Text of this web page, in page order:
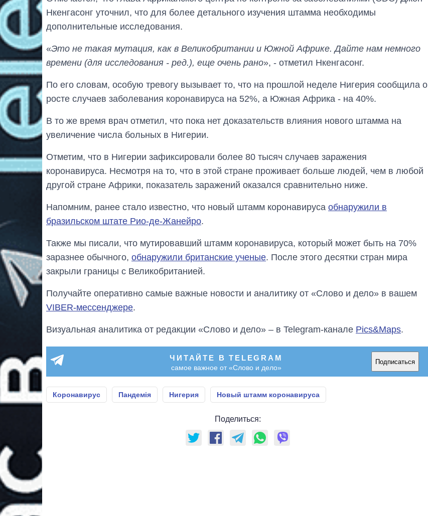
Нкенгасонг уточнил, что для более детального изучения штамма необходимы
дополнительные исследования.
«Это не такая мутация, как в Великобритании и Южной Африке. Дайте нам немного
времени (для исследования - ред.), еще очень рано», - отметил Нкенгасонг.
По его словам, особую тревогу вызывает то, что на прошлой неделе Нигерия сообщила о
росте случаев заболевания коронавируса на 52%, а Южная Африка - на 40%.
В то же время врач отметил, что пока нет доказательств влияния нового штамма на
увеличение числа больных в Нигерии.
Отметим, что в Нигерии зафиксировали более 80 тысяч случаев заражения
коронавируса. Несмотря на то, что в этой стране проживает больше людей, чем в любой
другой стране Африки, показатель заражений оказался сравнительно ниже.
Напомним, ранее стало известно, что новый штамм коронавируса обнаружили в
бразильском штате Рио-де-Жанейро.
Также мы писали, что мутировавший штамм коронавируса, который может быть на 70%
заразнее обычного, обнаружили британские ученые. После этого десятки стран мира
закрыли границы с Великобританией.
Получайте оперативно самые важные новости и аналитику от «Слово и дело» в вашем
VIBER-мессенджере.
Визуальная аналитика от редакции «Слово и дело» – в Telegram-канале Pics&Maps.
ЧИТАЙТЕ В TELEGRAM
самое важное от «Слово и дело»
Подписаться
Коронавирус Пандемія Нигерия Новый штамм коронавируса
Поделиться:
время большой